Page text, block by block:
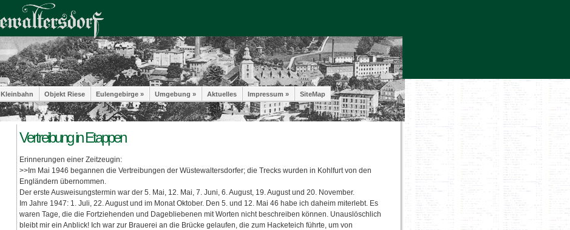
Kleinbahn Objekt Riese Eulengebirge » Umgebung » Aktuelles Impressum » SiteMap
Vertreibung in Etappen
Erinnerungen einer Zeitzeugin:
>>Im Mai 1946 begannen die Vertreibungen der Wüstewaltersdorfer; die Trecks wurden in Kohlfurt von den
Engländern übernommen.
Der erste Ausweisungstermin war der 5. Mai, 12. Mai, 7. Juni, 6. August, 19. August und 20. November.
Im Jahre 1947: 1. Juli, 22. August und im Monat Oktober. Den 5. und 12. Mai 46 habe ich daheim miterlebt. Es
waren Tage, die die Fortziehenden und Dagebliebenen mit Worten nicht beschreiben können. Unauslöschlich
bleibt mir ein Anblick! Ich war zur Brauerei an die Brücke gelaufen, die zum Hacketeich führte, um von